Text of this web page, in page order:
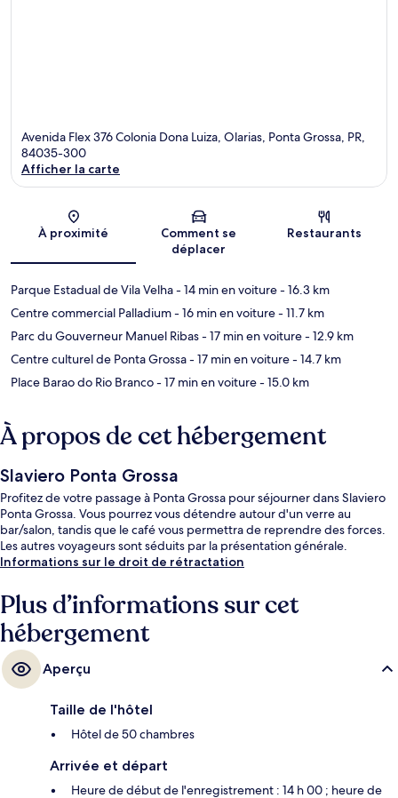
Avenida Flex 376 Colonia Dona Luiza, Olarias, Ponta Grossa, PR,
84035-300
Afficher la carte
À proximité
Comment se
déplacer
Restaurants
Parque Estadual de Vila Velha- 14 min en voiture- 16.3 km
Centre commercial Palladium- 16 min en voiture- 11.7 km
Parc du Gouverneur Manuel Ribas- 17 min en voiture- 12.9 km
Centre culturel de Ponta Grossa- 17 min en voiture- 14.7 km
Place Barao do Rio Branco- 17 min en voiture- 15.0 km
À propos de cet hébergement
Slaviero Ponta Grossa
Profitez de votre passage à Ponta Grossa pour séjourner dans Slaviero
Ponta Grossa. Vous pourrez vous détendre autour d'un verre au
bar/salon, tandis que le café vous permettra de reprendre des forces.
Les autres voyageurs sont séduits par la présentation générale.
Informations sur le droit de rétractation
Plus d’informations sur cet
hébergement
Aperçu
Taille de l'hôtel
Hôtel de 50 chambres
Arrivée et départ
Heure de début de l'enregistrement : 14 h 00 ; heure de